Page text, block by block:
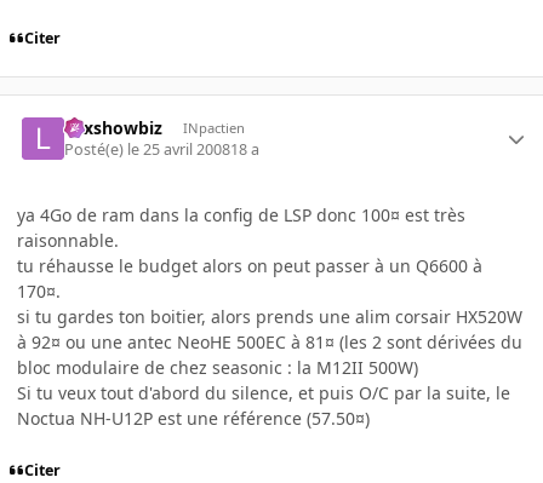
Citer
Lexshowbiz INpactien
Posté(e) le 25 avril 200818 a
ya 4Go de ram dans la config de LSP donc 100¤ est très
raisonnable.
tu réhausse le budget alors on peut passer à un Q6600 à
170¤.
si tu gardes ton boitier, alors prends une alim corsair HX520W
à 92¤ ou une antec NeoHE 500EC à 81¤ (les 2 sont dérivées du
bloc modulaire de chez seasonic : la M12II 500W)
Si tu veux tout d'abord du silence, et puis O/C par la suite, le
Noctua NH-U12P est une référence (57.50¤)
Citer